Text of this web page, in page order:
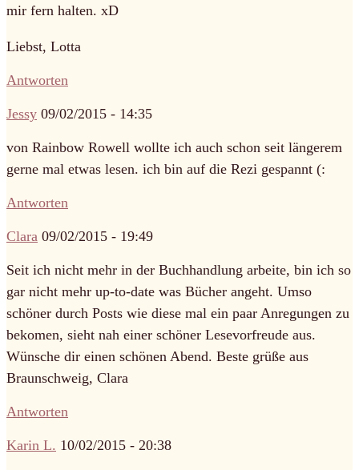
mir fern halten. xD
Liebst, Lotta
Antworten
Jessy 09/02/2015 - 14:35
von Rainbow Rowell wollte ich auch schon seit längerem
gerne mal etwas lesen. ich bin auf die Rezi gespannt (:
Antworten
Clara 09/02/2015 - 19:49
Seit ich nicht mehr in der Buchhandlung arbeite, bin ich so
gar nicht mehr up-to-date was Bücher angeht. Umso
schöner durch Posts wie diese mal ein paar Anregungen zu
bekomen, sieht nah einer schöner Lesevorfreude aus.
Wünsche dir einen schönen Abend. Beste grüße aus
Braunschweig, Clara
Antworten
Karin L. 10/02/2015 - 20:38